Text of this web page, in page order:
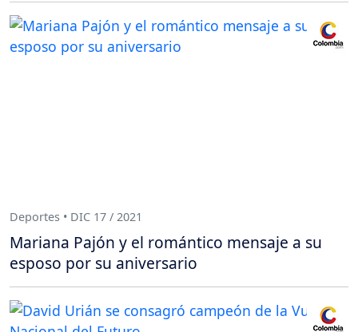
Deportes • DIC 17 / 2021
Mariana Pajón y el romántico mensaje a su
esposo por su aniversario